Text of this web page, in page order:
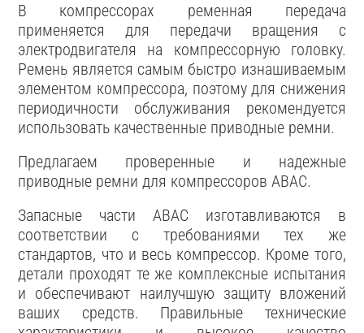
В компрессорах ременная передача
применяется для передачи вращения с
электродвигателя на компрессорную головку.
Ремень является самым быстро изнашиваемым
элементом компрессора, поэтому для снижения
периодичности обслуживания рекомендуется
использовать качественные приводные ремни.
Предлагаем проверенные и надежные
приводные ремни для компрессоров ABAC.
Запасные части ABAC изготавливаются в
соответствии с требованиями тех же
стандартов, что и весь компрессор. Кроме того,
детали проходят те же комплексные испытания
и обеспечивают наилучшую защиту вложений
ваших средств. Правильные технические